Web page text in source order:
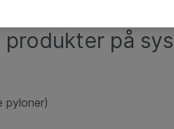
af
på
pyloner)